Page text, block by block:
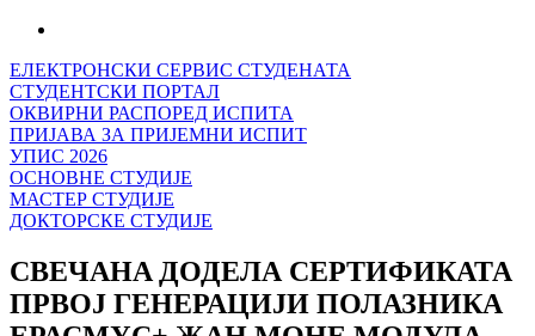
ЕЛЕКТРОНСКИ СЕРВИС СТУДЕНАТА
СТУДЕНТСКИ ПОРТАЛ
ОКВИРНИ РАСПОРЕД ИСПИТА
ПРИЈАВА ЗА ПРИЈЕМНИ ИСПИТ
УПИС 2026
ОСНОВНЕ СТУДИЈЕ
МАСТЕР СТУДИЈЕ
ДОКТОРСКЕ СТУДИЈЕ
СВЕЧАНA ДОДЕЛА СЕРТИФИКАТА
ПРВОЈ ГЕНЕРАЦИЈИ ПОЛАЗНИКА